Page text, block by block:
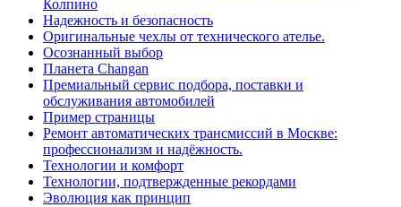
Колпино
Надежность и безопасность
Оригинальные чехлы от технического ателье.
Осознанный выбор
Планета Changan
Премиальный сервис подбора, поставки и
обслуживания автомобилей
Пример страницы
Ремонт автоматических трансмиссий в Москве:
профессионализм и надёжность.
Технологии и комфорт
Технологии, подтвержденные рекордами
Эволюция как принцип